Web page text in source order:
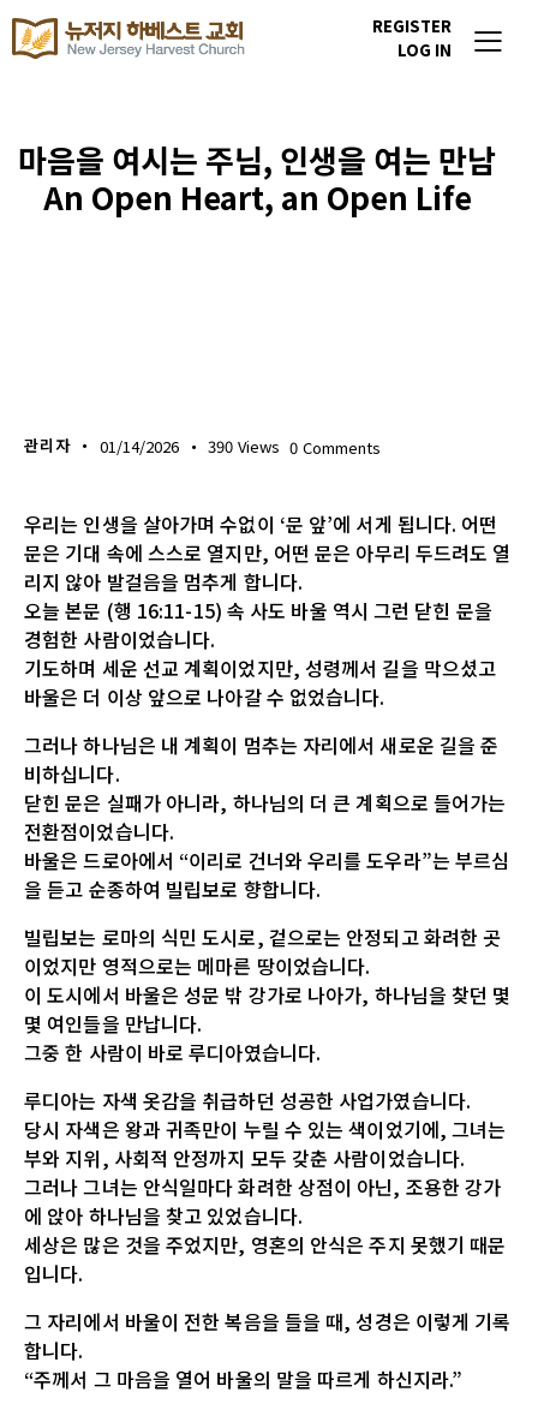
REGISTER
LOG IN
마음을 여시는 주님, 인생을 여는 만남
An Open Heart, an Open Life
관리자 01/14/2026 390 Views 0 Comments
우리는 인생을 살아가며 수없이 ‘문 앞’에 서게 됩니다. 어떤
문은 기대 속에 스스로 열지만, 어떤 문은 아무리 두드려도 열
리지 않아 발걸음을 멈추게 합니다.
오늘 본문 (행 16:11-15) 속 사도 바울 역시 그런 닫힌 문을
경험한 사람이었습니다.
기도하며 세운 선교 계획이었지만, 성령께서 길을 막으셨고
바울은 더 이상 앞으로 나아갈 수 없었습니다.
그러나 하나님은 내 계획이 멈추는 자리에서 새로운 길을 준
비하십니다.
닫힌 문은 실패가 아니라, 하나님의 더 큰 계획으로 들어가는
전환점이었습니다.
바울은 드로아에서 “이리로 건너와 우리를 도우라”는 부르심
을 듣고 순종하여 빌립보로 향합니다.
빌립보는 로마의 식민 도시로, 겉으로는 안정되고 화려한 곳
이었지만 영적으로는 메마른 땅이었습니다.
이 도시에서 바울은 성문 밖 강가로 나아가, 하나님을 찾던 몇
몇 여인들을 만납니다.
그중 한 사람이 바로 루디아였습니다.
루디아는 자색 옷감을 취급하던 성공한 사업가였습니다.
당시 자색은 왕과 귀족만이 누릴 수 있는 색이었기에, 그녀는
부와 지위, 사회적 안정까지 모두 갖춘 사람이었습니다.
그러나 그녀는 안식일마다 화려한 상점이 아닌, 조용한 강가
에 앉아 하나님을 찾고 있었습니다.
세상은 많은 것을 주었지만, 영혼의 안식은 주지 못했기 때문
입니다.
그 자리에서 바울이 전한 복음을 들을 때, 성경은 이렇게 기록
합니다.
“주께서 그 마음을 열어 바울의 말을 따르게 하신지라.”